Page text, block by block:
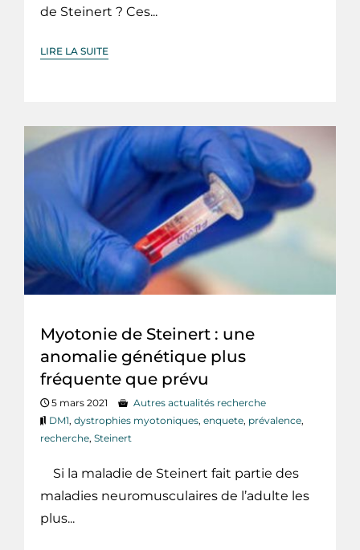
de Steinert ? Ces...
LIRE LA SUITE
Myotonie de Steinert : une
anomalie génétique plus
fréquente que prévu
5 mars 2021
Autres actualités recherche
DM1, dystrophies myotoniques, enquete, prévalence,
recherche, Steinert
Si la maladie de Steinert fait partie des
maladies neuromusculaires de l’adulte les
plus...